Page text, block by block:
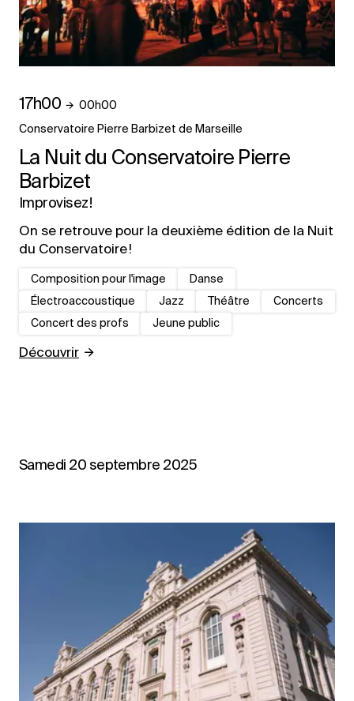
La Nuit du Conservatoire Pierre
Barbizet
Improvisez !
17h00 00h00
Conservatoire Pierre Barbizet de Marseille
On se retrouve pour la deuxième édition de la Nuit
du Conservatoire !
Composition pour l'image
Danse
Électroaccoustique
Jazz Théâtre
Concerts
Concert des profs
Jeune public
Découvrir
Samedi 20 septembre 2025